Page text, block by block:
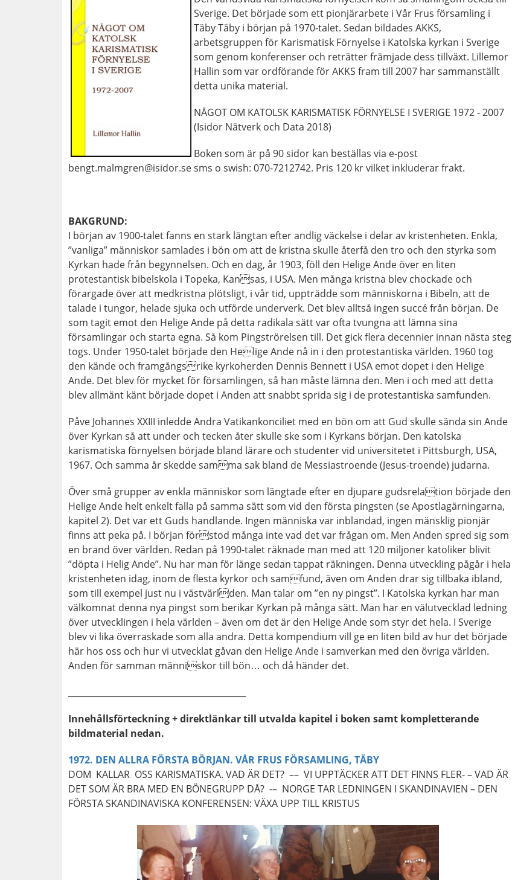
Sverige. Det började som ett pionjärarbete i Vår Frus församling i
Täby Täby i början på 1970-talet. Sedan bildades AKKS,
arbetsgruppen för Karismatisk Förnyelse i Katolska kyrkan i Sverige
som genom konferenser och reträtter främjade dess tillväxt. Lillemor
Hallin som var ordförande för AKKS fram till 2007 har sammanställt
detta unika material.
NÅGOT OM KATOLSK KARISMATISK FÖRNYELSE I SVERIGE 1972 - 2007
(Isidor Nätverk och Data 2018)
Boken som är på 90 sidor kan beställas via e-post
bengt.malmgren@isidor.se sms o swish: 070-7212742. Pris 120 kr vilket inkluderar frakt.
BAKGRUND:
I början av 1900-talet fanns en stark längtan efter andlig väckelse i delar av kristenheten. Enkla,
”vanliga” människor samlades i bön om att de kristna skulle återfå den tro och den styrka som
Kyrkan hade från begynnelsen. Och en dag, år 1903, föll den Helige Ande över en liten
protestantisk bibelskola i Topeka, Kansas, i USA. Men många kristna blev chockade och
förargade över att medkristna plötsligt, i vår tid, uppträdde som människorna i Bibeln, att de
talade i tungor, helade sjuka och utförde underverk. Det blev alltså ingen succé från början. De
som tagit emot den Helige Ande på detta radikala sätt var ofta tvungna att lämna sina
församlingar och starta egna. Så kom Pingströrelsen till. Det gick flera decennier innan nästa steg
togs. Under 1950-talet började den Helige Ande nå in i den protestantiska världen. 1960 tog
den kände och framgångsrike kyrkoherden Dennis Bennett i USA emot dopet i den Helige
Ande. Det blev för mycket för församlingen, så han måste lämna den. Men i och med att detta
blev allmänt känt började dopet i Anden att snabbt sprida sig i de protestantiska samfunden.
Påve Johannes XXIII inledde Andra Vatikankonciliet med en bön om att Gud skulle sända sin Ande
över Kyrkan så att under och tecken åter skulle ske som i Kyrkans början. Den katolska
karismatiska förnyelsen började bland lärare och studenter vid universitetet i Pittsburgh, USA,
1967. Och samma år skedde samma sak bland de Messiastroende (Jesus-troende) judarna.
Över små grupper av enkla människor som längtade efter en djupare gudsrelation började den
Helige Ande helt enkelt falla på samma sätt som vid den första pingsten (se Apostlagärningarna,
kapitel 2). Det var ett Guds handlande. Ingen människa var inblandad, ingen mänsklig pionjär
finns att peka på. I början förstod många inte vad det var frågan om. Men Anden spred sig som
en brand över världen. Redan på 1990-talet räknade man med att 120 miljoner katoliker blivit
”döpta i Helig Ande”. Nu har man för länge sedan tappat räkningen. Denna utveckling pågår i hela
kristenheten idag, inom de flesta kyrkor och samfund, även om Anden drar sig tillbaka ibland,
som till exempel just nu i västvärlden. Man talar om ”en ny pingst”. I Katolska kyrkan har man
välkomnat denna nya pingst som berikar Kyrkan på många sätt. Man har en välutvecklad ledning
över utvecklingen i hela världen – även om det är den Helige Ande som styr det hela. I Sverige
blev vi lika överraskade som alla andra. Detta kompendium vill ge en liten bild av hur det började
här hos oss och hur vi utvecklat gåvan den Helige Ande i samverkan med den övriga världen.
Anden för samman människor till bön… och då händer det.
Innehållsförteckning + direktlänkar till utvalda kapitel i boken samt kompletterande
bildmaterial nedan.
1972. DEN ALLRA FÖRSTA BÖRJAN. VÅR FRUS FÖRSAMLING, TÄBY
DOM KALLAR OSS KARISMATISKA. VAD ÄR DET? –– VI UPPTÄCKER ATT DET FINNS FLER- – VAD ÄR
DET SOM ÄR BRA MED EN BÖNEGRUPP DÅ? -– NORGE TAR LEDNINGEN I SKANDINAVIEN – DEN
FÖRSTA SKANDINAVISKA KONFERENSEN: VÄXA UPP TILL KRISTUS